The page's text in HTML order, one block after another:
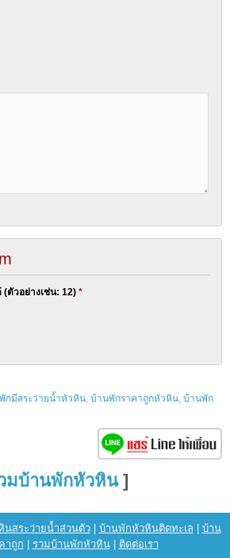
(ตัวอย่างเช่น: 12) *
กมีสระว่ายน้ำหัวหิน, บ้านพักราคาถูกหัวหิน, บ้านพัก
มบ้านพักหัวหิน]
สระว่ายน้ำส่วนตัว| บ้านพักหัวหินติดทะเล
บ้าน
าถูก
รวมบ้านพักหัวหิน| ติดต่อเรา